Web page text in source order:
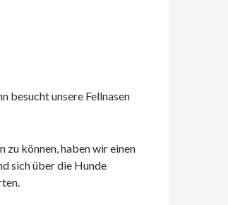
besucht unsere Fellnasen
können, haben wir einen
sich über die Hunde